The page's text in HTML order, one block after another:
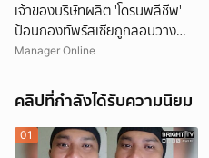
เจ้าของบริษัทผลิต 'โดรนพลีชีพ'
ป้อนกองทัพรัสเซียถูกลอบวาง
'คาร์บอมบ์' บาดเจ็บ-คนขับรถเสีย
Manager Online
คลิปที่กำลังได้รับความนิยม
01